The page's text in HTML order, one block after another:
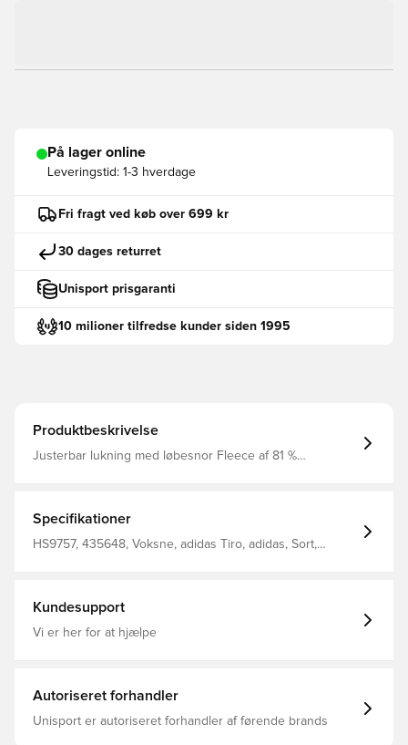
På lager online
Leveringstid: 1-3 hverdage
Fri fragt ved køb over 699 kr
30 dages returret
Unisport prisgaranti
10 milioner tilfredse kunder siden 1995
Produktbeskrivelse
Justerbar lukning med løbesnor Fleece af 81 %
Specifikationer
HS9757, 435648, Voksne, adidas Tiro, adidas, Sort,
Kundesupport
Vi er her for at hjælpe
Autoriseret forhandler
Unisport er autoriseret forhandler af førende brands